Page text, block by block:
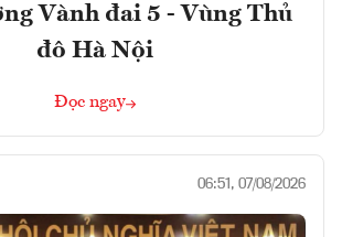
Vành đai 5 - Vùng Thủ
đô Hà Nội
Đọc ngay
06:51, 07/08/2026